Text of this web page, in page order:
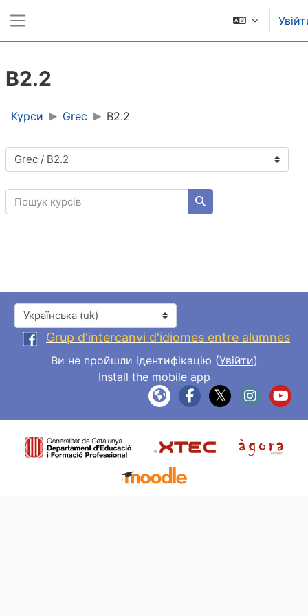
B2.2
Курси Grec B2.2
Категорії курсів
Пошук курсів
Пошук курсів
Мова інтерфейсу
Grup d'intercanvi d'idiomes entre alumnes
Ви не пройшли ідентифікацію (Увійти)
Install the mobile app